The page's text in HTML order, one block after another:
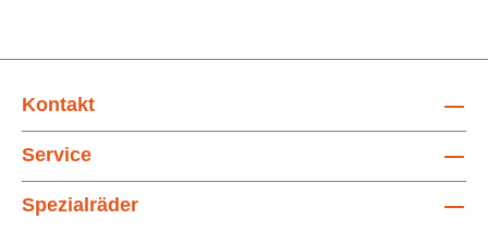
Kontakt
Service
Spezialräder